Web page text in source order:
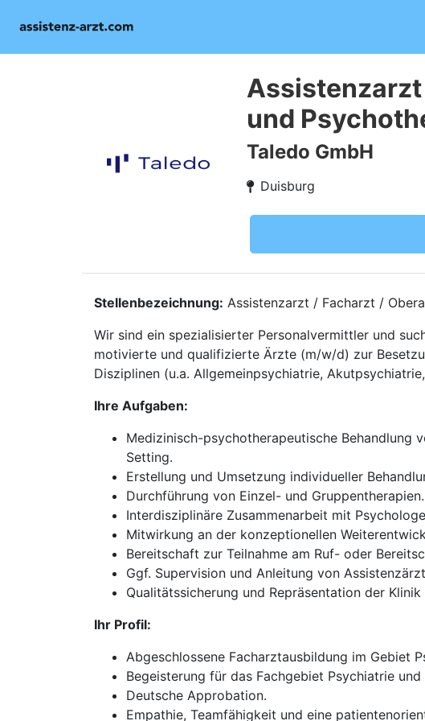
und
Taledo GmbH
Duisburg
Stellenbezeichnung: Assistenzarzt / Facharzt /
Wir sind ein spezialisierter Personalvermittler und
motivierte und qualifizierte Ärzte (m/w/d) zur
Disziplinen (u.a. Allgemeinpsychiatrie,
Ihre Aufgaben:
Medizinisch-psychotherapeutische Behandlung
Setting.
Erstellung und Umsetzung individueller
Durchführung von Einzel- und Gruppentherapien.
Interdisziplinäre Zusammenarbeit mit
Mitwirkung an der konzeptionellen
Bereitschaft zur Teilnahme am Ruf- oder
Ggf. Supervision und Anleitung von
Qualitätssicherung und Repräsentation der
Ihr Profil:
Abgeschlossene Facharztausbildung im Gebiet
Begeisterung für das Fachgebiet Psychiatrie
Deutsche Approbation.
Empathie, Teamfähigkeit und eine